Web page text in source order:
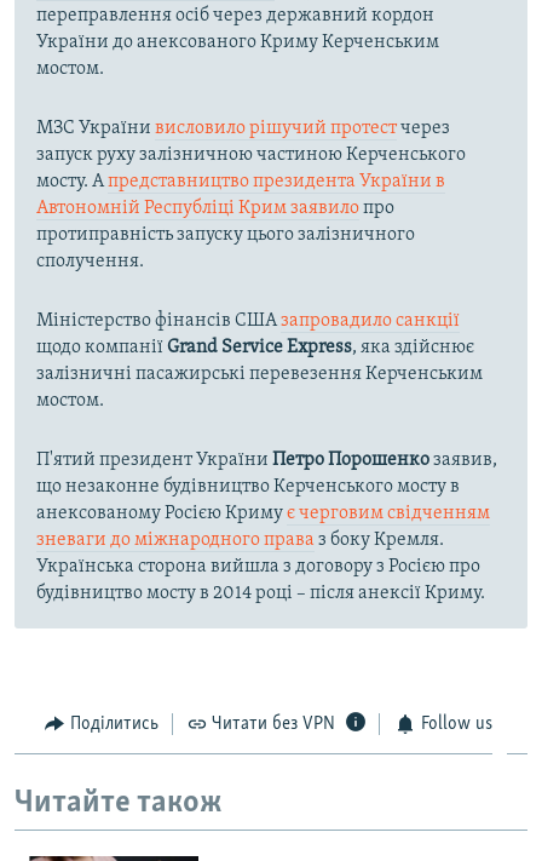
переправлення осіб через державний кордон
України до анексованого Криму Керченським
мостом.
МЗС України висловило рішучий протестчерез
запуск руху залізничною частиною Керченського
мосту. Апредставництво президента України в
Автономній Республіці Крим заявилопро
протиправність запуску цього залізничного
сполучення.
Міністерство фінансів СШАзапровадило санкції
щодо компаніїGrand Service Express, яка здійснює
залізничні пасажирські перевезення Керченським
мостом.
П'ятий президент України Петро Порошенкозаявив,
що незаконне будівництво Керченського мосту в
анексованому Росією Кримує черговим свідченням
зневаги до міжнародного права з боку Кремля.
Українська сторона вийшла з договору з Росією про
будівництво мосту в 2014 році – після анексії Криму.
Поділитись Читати без VPN Follow us
Читайте також